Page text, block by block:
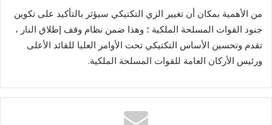
من الأهمية بمكان أن تغيير الزي التكتيكي سيؤثر بالتأكيد على تكوين
جنود القوات المسلحة الملكية ؛ وهذا ضمن نظام وقف إطلاق النار ،
تقدم وتحسين الأساس التكتيكي تحت الأوامر العليا للقائد الأعلى
ورئيس الأركان العامة للقوات المسلحة الملكية.